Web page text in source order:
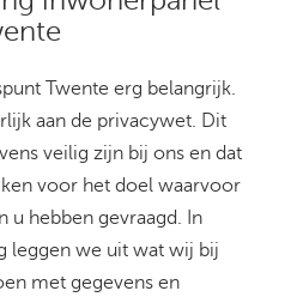
Twente erg belangrijk.
aan de privacywet. Dit
veilig zijn bij ons en dat
voor het doel waarvoor
u hebben gevraagd. In
leggen we uit wat wij bij
met gegevens en